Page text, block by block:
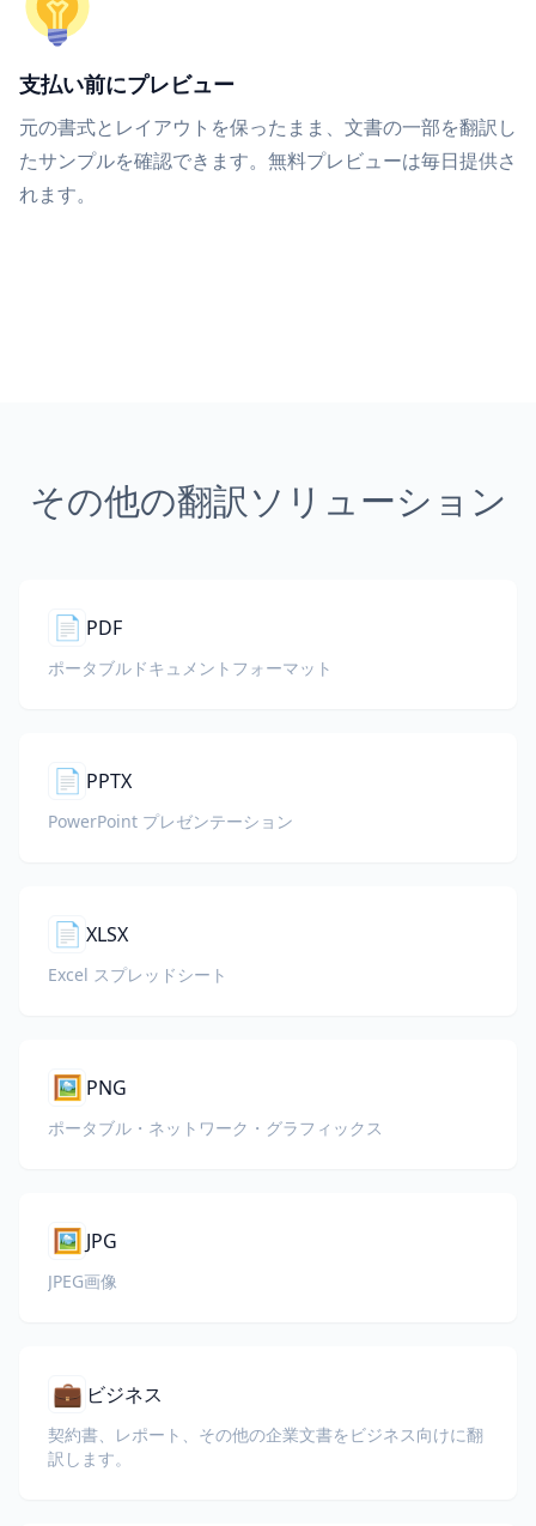
支払い前にプレビュー
元の書式とレイアウトを保ったまま、文書の一部を翻訳し
たサンプルを確認できます。無料プレビューは毎日提供さ
れます。
その他の翻訳ソリューション
📄 PDF
ポータブルドキュメントフォーマット
📄 PPTX
PowerPoint プレゼンテーション
📄 XLSX
Excel スプレッドシート
🖼️ PNG
ポータブル・ネットワーク・グラフィックス
🖼️ JPG
JPEG画像
💼 ビジネス
契約書、レポート、その他の企業文書をビジネス向けに翻
訳します。